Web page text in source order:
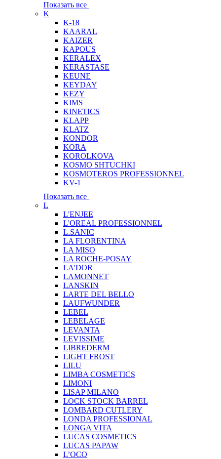
Показать все
K
K-18
KAARAL
KAIZER
KAPOUS
KERALEX
KERASTASE
KEUNE
KEYDAY
KEZY
KIMS
KINETICS
KLAPP
KLATZ
KONDOR
KORA
KOROLKOVA
KOSMO SHTUCHKI
KOSMOTEROS PROFESSIONNEL
KV-1
Показать все
L
L'ENJEE
L'OREAL PROFESSIONNEL
L.SANIC
LA FLORENTINA
LA MISO
LA ROCHE-POSAY
LA'DOR
LAMONNET
LANSKIN
LARTE DEL BELLO
LAUFWUNDER
LEBEL
LEBELAGE
LEVANTA
LEVISSIME
LIBREDERM
LIGHT FROST
LILU
LIMBA COSMETICS
LIMONI
LISAP MILANO
LOCK STOCK BARREL
LOMBARD CUTLERY
LONDA PROFESSIONAL
LONGA VITA
LUCAS COSMETICS
LUCAS PAPAW
L’OCO